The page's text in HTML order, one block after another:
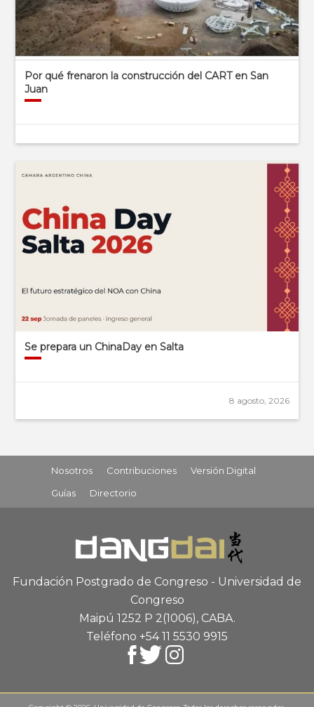
Por qué frenaron la construcción del CART en San
Juan
Se prepara un ChinaDay en Salta
8 agosto, 2026
Nosotros Contribuciones
Versión Digital
Guías
Directorio
Fundación Postgrado de Congreso - Universidad de
Congreso
Maipú 1252 P 2(1006), CABA.
Teléfono +54 11 5530 9915